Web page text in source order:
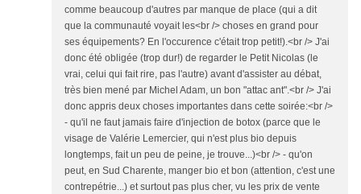
comme beaucoup d'autres par manque de place (qui a dit
que la communauté voyait les<br /> choses en grand pour
ses équipements? En l'occurence c'était trop petit!).<br /> J'ai
donc été obligée (trop dur!) de regarder le Petit Nicolas (le
vrai, celui qui fait rire, pas l'autre) avant d'assister au débat,
très bien mené par Michel Adam, un bon "attac ant".<br /> J'ai
donc appris deux choses importantes dans cette soirée:<br />
- qu'il ne faut jamais faire d'injection de botox (parce que le
visage de Valérie Lemercier, qui n'est plus bio depuis
longtemps, fait un peu de peine, je trouve...)<br /> - qu'on
peut, en Sud Charente, manger bio et bon (attention, c'est une
contrepétrie...) et surtout pas plus cher, vu les prix de vente